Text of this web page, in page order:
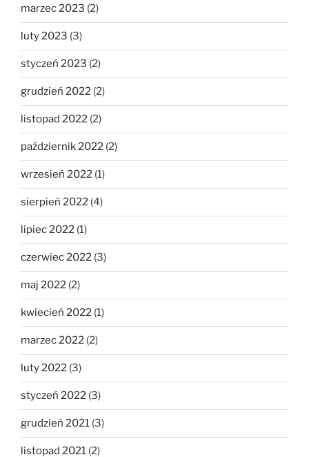
marzec 2023 (2)
luty 2023 (3)
styczeń 2023 (2)
grudzień 2022 (2)
listopad 2022 (2)
październik 2022 (2)
wrzesień 2022 (1)
sierpień 2022 (4)
lipiec 2022 (1)
czerwiec 2022 (3)
maj 2022 (2)
kwiecień 2022 (1)
marzec 2022 (2)
luty 2022 (3)
styczeń 2022 (3)
grudzień 2021 (3)
listopad 2021 (2)